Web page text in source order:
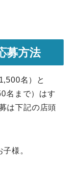
募方法
名）と
名まで）はす
は下記の店頭
様。